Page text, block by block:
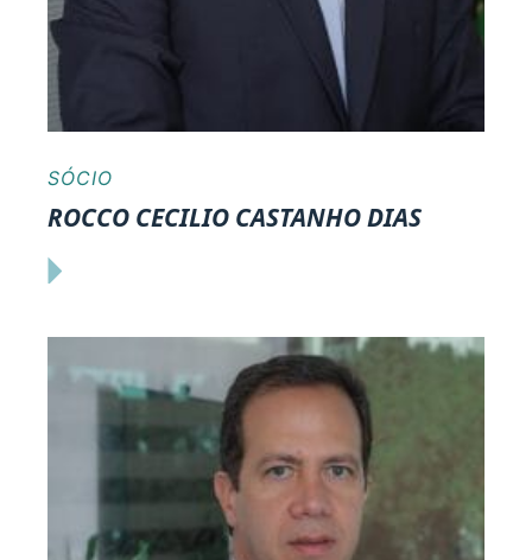
SÓCIO
ROCCO CECILIO CASTANHO DIAS